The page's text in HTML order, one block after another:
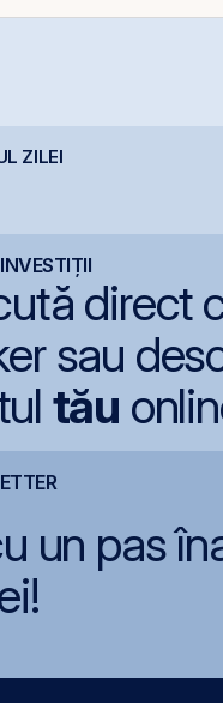
și
ZILEI
direct
sau
tău
un pas